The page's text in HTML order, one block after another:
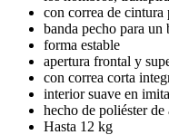
con correa de cintura
banda pecho para un
forma estable
apertura frontal y
con correa corta
interior suave en
hecho de poliéster de
Hasta 12 kg